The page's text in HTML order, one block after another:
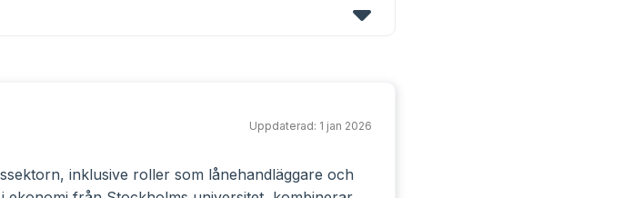
Uppdaterad: 1 jan 2026
inklusive roller som lånehandläggare och